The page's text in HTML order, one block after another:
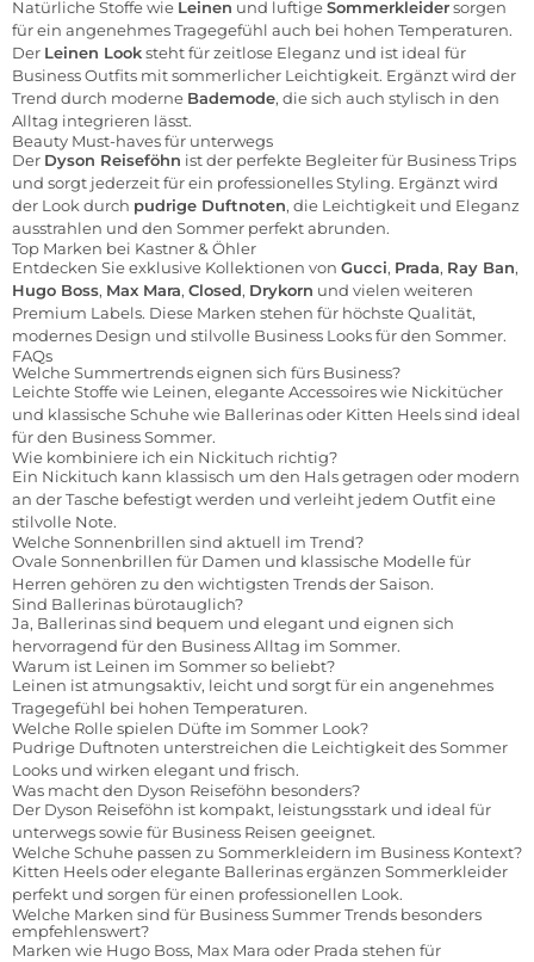
Natürliche Stoffe wie Leinen und luftigeSommerkleidersorgen
für ein angenehmes Tragegefühl auch bei hohen Temperaturen.
Der Leinen Looksteht für zeitlose Eleganz und ist ideal für
Business Outfits mit sommerlicher Leichtigkeit. Ergänzt wird der
Trend durch moderne Bademode, die sich auch stylisch in den
Alltag integrieren lässt.
Beauty Must-haves für unterwegs
Der Dyson Reiseföhn ist der perfekte Begleiter für Business Trips
und sorgt jederzeit für ein professionelles Styling. Ergänzt wird
der Look durch pudrige Duftnoten, die Leichtigkeit und Eleganz
ausstrahlen und den Sommer perfekt abrunden.
Top Marken bei Kastner & Öhler
Entdecken Sie exklusive Kollektionen von Gucci, Prada, Ray Ban,
Hugo Boss, Max Mara, Closed, Drykorn und vielen weiteren
Premium Labels. Diese Marken stehen für höchste Qualität,
modernes Design und stilvolle Business Looks für den Sommer.
FAQs
Welche Summertrends eignen sich fürs Business?
Leichte Stoffe wie Leinen, elegante Accessoires wie Nickitücher
und klassische Schuhe wie Ballerinas oder Kitten Heels sind ideal
für den Business Sommer.
Wie kombiniere ich ein Nickituch richtig?
Ein Nickituch kann klassisch um den Hals getragen oder modern
an der Tasche befestigt werden und verleiht jedem Outfit eine
stilvolle Note.
Welche Sonnenbrillen sind aktuell im Trend?
Ovale Sonnenbrillen für Damen und klassische Modelle für
Herren gehören zu den wichtigsten Trends der Saison.
Sind Ballerinas bürotauglich?
Ja, Ballerinas sind bequem und elegant und eignen sich
hervorragend für den Business Alltag im Sommer.
Warum ist Leinen im Sommer so beliebt?
Leinen ist atmungsaktiv, leicht und sorgt für ein angenehmes
Tragegefühl bei hohen Temperaturen.
Welche Rolle spielen Düfte im Sommer Look?
Pudrige Duftnoten unterstreichen die Leichtigkeit des Sommer
Looks und wirken elegant und frisch.
Was macht den Dyson Reiseföhn besonders?
Der Dyson Reiseföhn ist kompakt, leistungsstark und ideal für
unterwegs sowie für Business Reisen geeignet.
Welche Schuhe passen zu Sommerkleidern im Business Kontext?
Kitten Heels oder elegante Ballerinas ergänzen Sommerkleider
perfekt und sorgen für einen professionellen Look.
Welche Marken sind für Business Summer Trends besonders
empfehlenswert?
Marken wie Hugo Boss, Max Mara oder Prada stehen für